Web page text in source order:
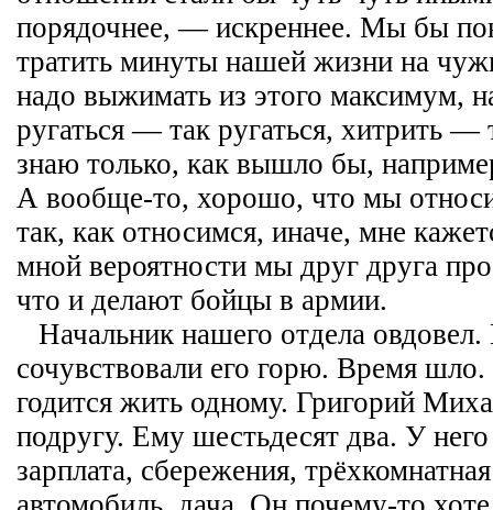
порядочнее, — искреннее. Мы бы
тратить минуты нашей жизни на
надо выжимать из этого максимум,
ругаться — так ругаться, хитрить —
знаю только, как вышло бы,
А вообще-то, хорошо, что мы
так, как относимся, иначе, мне
мной вероятности мы друг друга
что и делают бойцы в армии.
Начальник нашего отдела
сочувствовали его горю. Время
годится жить одному. Григорий
подругу. Ему шестьдесят два. У
зарплата, сбережения,